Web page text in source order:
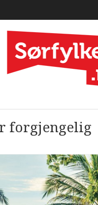
forgjengelig